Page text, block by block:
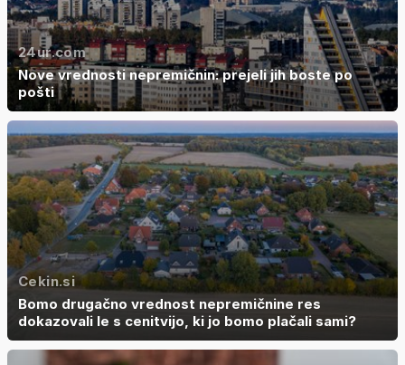
24ur.com
Nove vrednosti nepremičnin: prejeli jih boste po
pošti
Cekin.si
Bomo drugačno vrednost nepremičnine res
dokazovali le s cenitvijo, ki jo bomo plačali sami?